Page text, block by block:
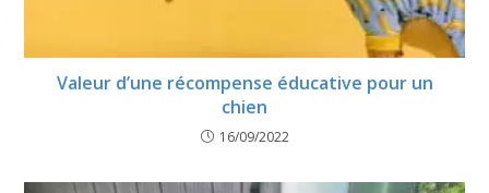
Valeur d’une récompense éducative pour un
chien
16/09/2022